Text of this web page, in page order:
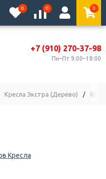
0 0 0
+7 (910) 270-37-98
Пн–Пт 9:00–18:00
Кресла Экстра (Дерево) /
Кресла